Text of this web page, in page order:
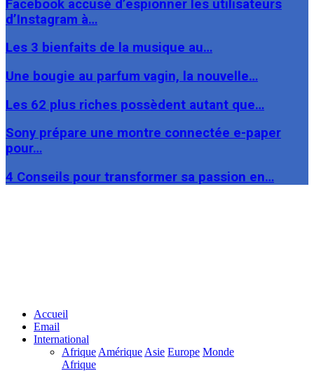
Facebook accusé d’espionner les utilisateurs
d’Instagram à…
Les 3 bienfaits de la musique au…
Une bougie au parfum vagin, la nouvelle…
Les 62 plus riches possèdent autant que…
Sony prépare une montre connectée e-paper
pour…
4 Conseils pour transformer sa passion en…
Accueil
Email
International
Afrique Amérique Asie Europe Monde
Afrique